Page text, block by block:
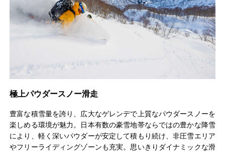
極上パウダースノー滑走
豊富な積雪量を誇り、広大なゲレンデで上質なパウダースノーを
楽しめる環境が魅力。日本有数の豪雪地帯ならではの豊かな降雪
により、軽く深いパウダーが安定して積もり続け、非圧雪エリア
やフリーライディングゾーンも充実。思いきりダイナミックな滑